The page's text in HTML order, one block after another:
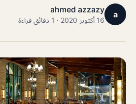
a
ahmed azzazy
16 أكتوبر 2020 · 1 دقائق قراءة